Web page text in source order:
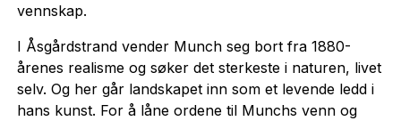
vennskap.
I Åsgårdstrand vender Munch seg bort fra 1880-
årenes realisme og søker det sterkeste i naturen, livet
selv. Og her går landskapet inn som et levende ledd i
hans kunst. For å låne ordene til Munchs venn og